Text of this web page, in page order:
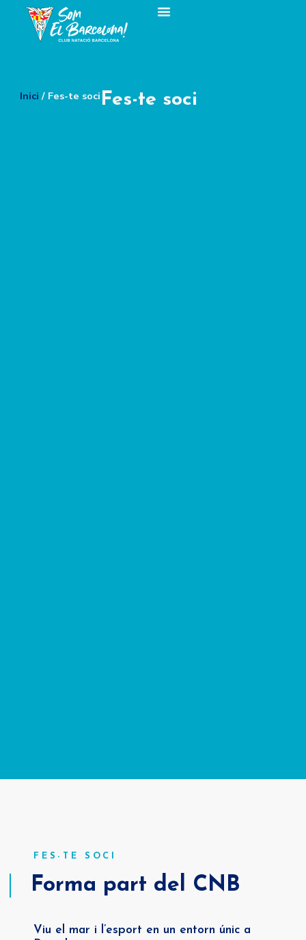
Inici / Fes-te soci Fes-te soci
FES-TE SOCI
Forma part del CNB
Viu el mar i l’esport en un entorn únic a